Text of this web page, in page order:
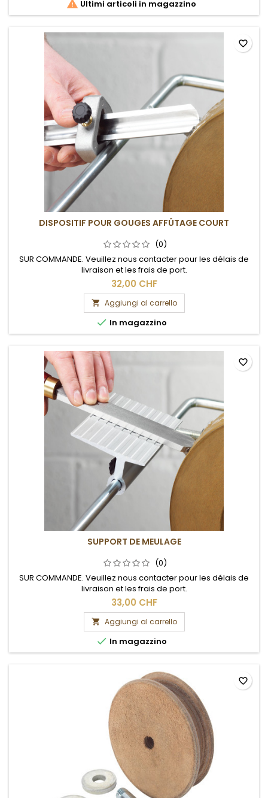
 Ultimi articoli in magazzino
DISPOSITIF POUR GOUGES AFFÛTAGE COURT
(0)
SUR COMMANDE. Veuillez nous contacter pour les délais de
livraison et les frais de port.
32,00 CHF
 Aggiungi al carrello
 In magazzino
favorite_border
SUPPORT DE MEULAGE
(0)
SUR COMMANDE. Veuillez nous contacter pour les délais de
livraison et les frais de port.
33,00 CHF
 Aggiungi al carrello
 In magazzino
favorite_border
favorite_border